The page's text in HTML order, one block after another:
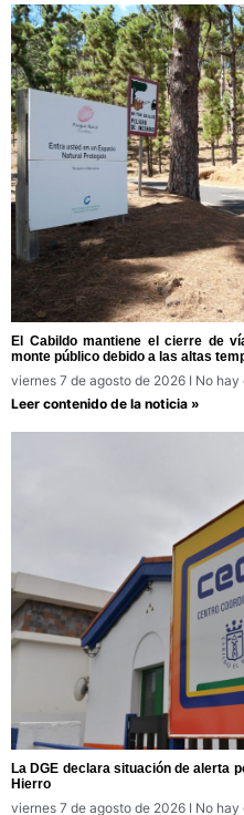
El Cabildo mantiene el cierre de
monte público debido a las altas
viernes 7 de agosto de 2026
No hay
Leer contenido de la noticia »
La DGE declara situación de alerta
Hierro
viernes 7 de agosto de 2026 No hay